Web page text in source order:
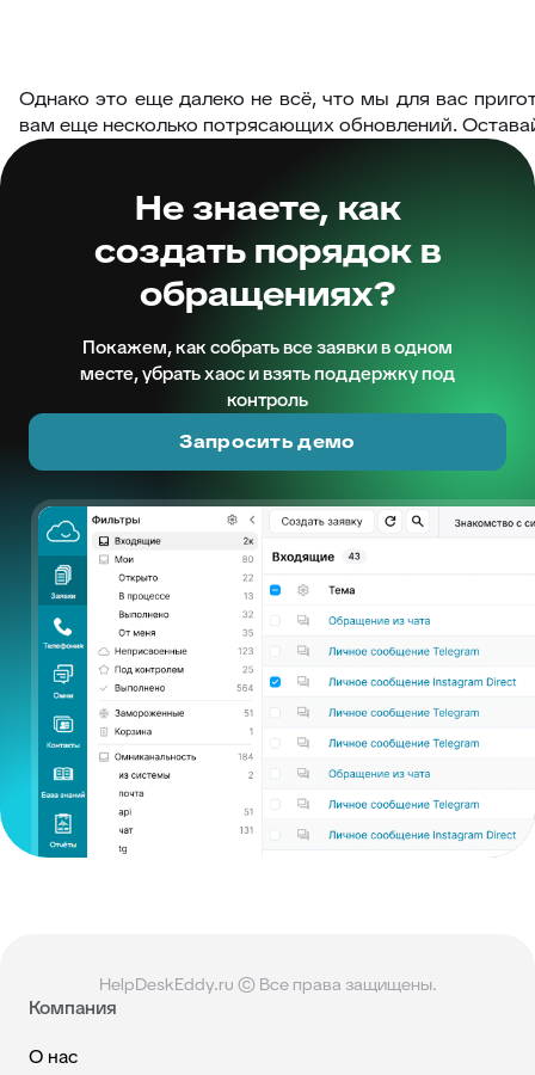
Однако это еще далеко не всё, что мы для вас
вам еще несколько потрясающих обновлений.
Не знаете, как
создать порядок в
обращениях?
Покажем, как собрать все заявки в одном
месте, убрать хаос и взять поддержку под
контроль
Запросить демо
HelpDeskEddy.ru © Все права защищены.
Компания
О нас